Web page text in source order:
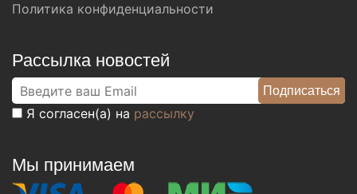
Политика конфиденциальности
Рассылка новостей
Я согласен(а) на рассылку
Мы принимаем